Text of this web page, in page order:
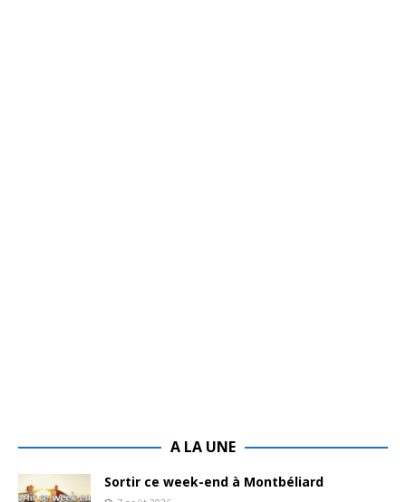
A LA UNE
Sortir ce week-end à Montbéliard